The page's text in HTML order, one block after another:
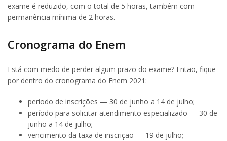
exame é reduzido, com o total de 5 horas, também com
permanência mínima de 2 horas.
Cronograma do Enem
Está com medo de perder algum prazo do exame? Então, fique
por dentro do cronograma do Enem 2021:
período de inscrições — 30 de junho a 14 de julho;
período para solicitar atendimento especializado — 30 de
junho a 14 de julho;
vencimento da taxa de inscrição — 19 de julho;